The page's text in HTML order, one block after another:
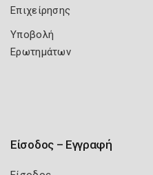
Επιχείρησης
Υποβολή
Ερωτημάτων
Είσοδος – Εγγραφή